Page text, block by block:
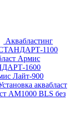
Аквабластинг
СТАНДАРТ-1100
Армис
1600
Лайт-900
аквабласт
AM1000 BLS без